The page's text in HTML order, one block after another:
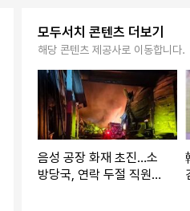
모두서치 콘텐츠 더보기
해당 콘텐츠 제공사로 이동합니다.
음성 공장 화재 초진…소
방당국, 연락 두절 직원 2